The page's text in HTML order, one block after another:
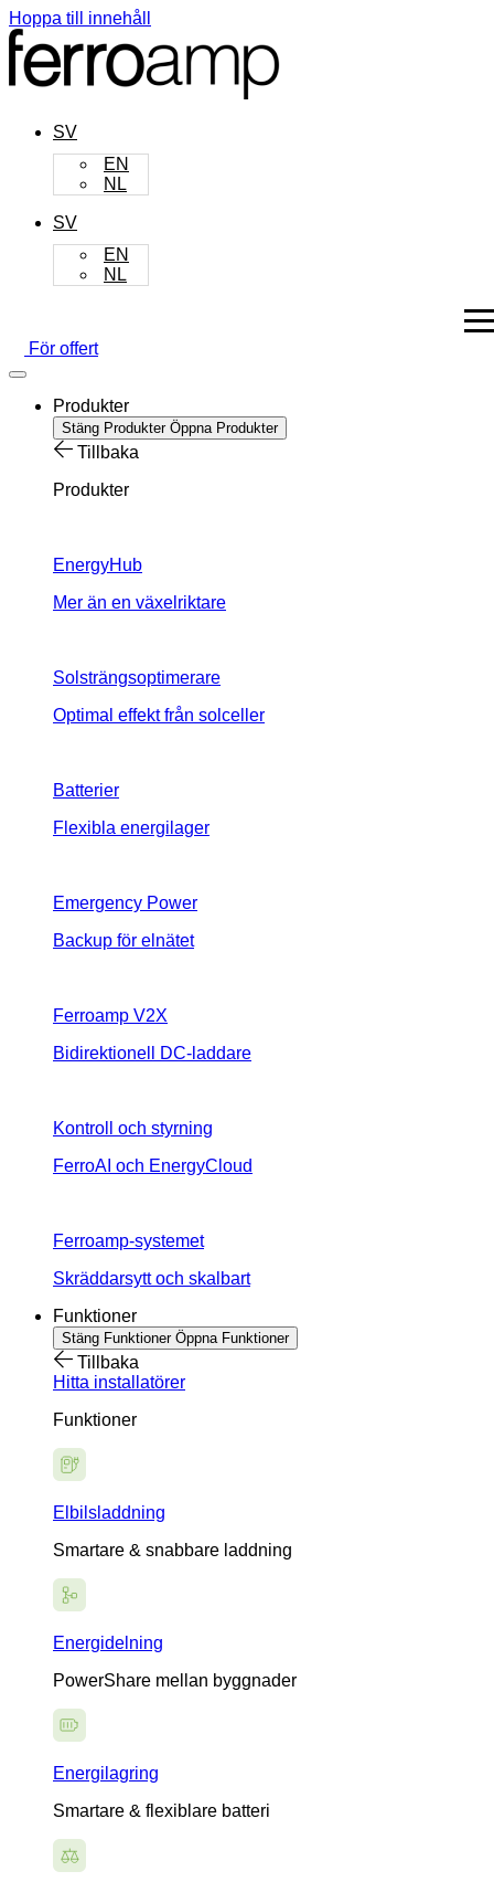
Hoppa till innehåll
SV
EN
NL
SV
EN
NL
För offert
Produkter
Stäng Produkter Öppna Produkter
Tillbaka
Produkter
EnergyHub
Mer än en växelriktare
Solsträngsoptimerare
Optimal effekt från solceller
Batterier
Flexibla energilager
Emergency Power
Backup för elnätet
Ferroamp V2X
Bidirektionell DC-laddare
Kontroll och styrning
FerroAI och EnergyCloud
Ferroamp-systemet
Skräddarsytt och skalbart
Funktioner
Stäng Funktioner Öppna Funktioner
Tillbaka
Hitta installatörer
Funktioner
Elbilsladdning
Smartare & snabbare laddning
Energidelning
PowerShare mellan byggnader
Energilagring
Smartare & flexiblare batteri